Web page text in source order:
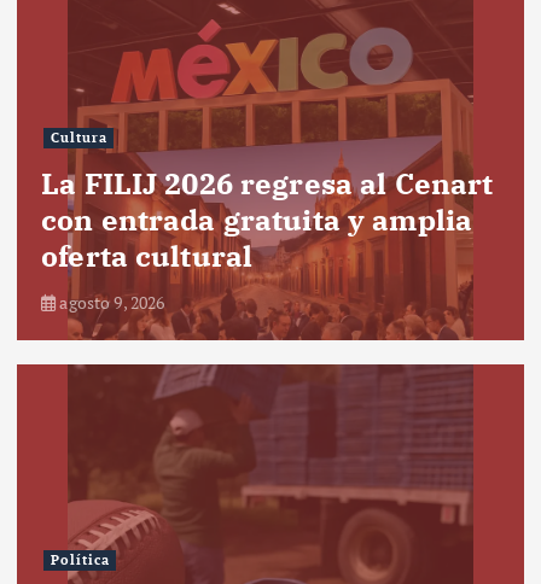
Cultura
La FILIJ 2026 regresa al Cenart
con entrada gratuita y amplia
oferta cultural
agosto 9, 2026
Política